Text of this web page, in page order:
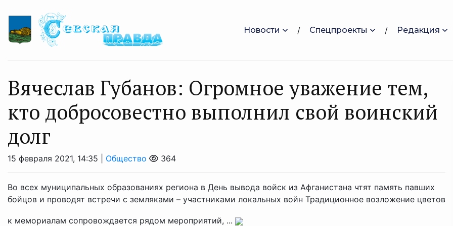
Новости Спецпроекты Редакция
Вячеслав Губанов: Огромное уважение тем,
кто добросовестно выполнил свой воинский
долг
15 февраля 2021, 14:35 | Общество 364
Во всех муниципальных образованиях региона в День вывода войск из Афганистана чтят память павших
бойцов и проводят встречи с земляками – участниками локальных войн Традиционное возложение цветов
к мемориалам сопровождается рядом мероприятий, ...